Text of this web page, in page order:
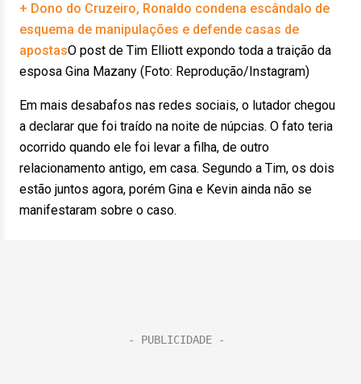
+ Dono do Cruzeiro, Ronaldo condena escândalo de
esquema de manipulações e defende casas de
apostasO post de Tim Elliott expondo toda a traição da
esposa Gina Mazany (Foto: Reprodução/Instagram)
Em mais desabafos nas redes sociais, o lutador chegou
a declarar que foi traído na noite de núpcias. O fato teria
ocorrido quando ele foi levar a filha, de outro
relacionamento antigo, em casa. Segundo a Tim, os dois
estão juntos agora, porém Gina e Kevin ainda não se
manifestaram sobre o caso.